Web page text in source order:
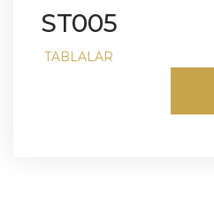
ST005
TABLALAR